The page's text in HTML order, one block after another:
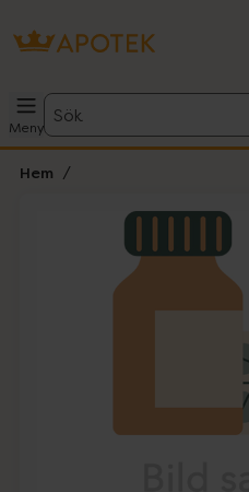
Meny
Sök
Hem
Lista: . Innehåller